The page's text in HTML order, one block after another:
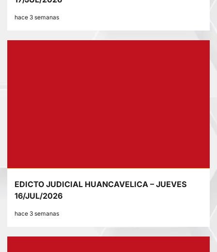
hace 3 semanas
EDICTO JUDICIAL HUANCAVELICA – JUEVES
16/JUL/2026
hace 3 semanas